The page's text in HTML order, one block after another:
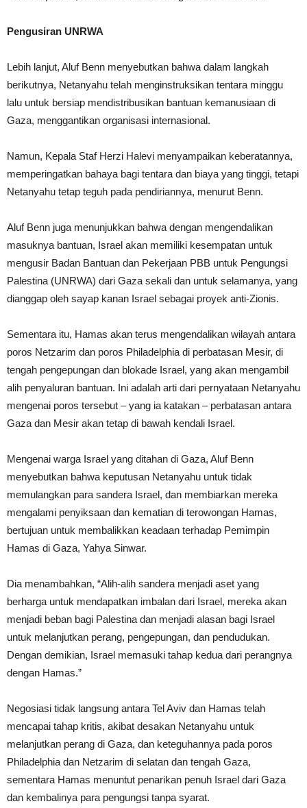
Pengusiran UNRWA
Lebih lanjut, Aluf Benn menyebutkan bahwa dalam langkah
berikutnya, Netanyahu telah menginstruksikan tentara minggu
lalu untuk bersiap mendistribusikan bantuan kemanusiaan di
Gaza, menggantikan organisasi internasional.
Namun, Kepala Staf Herzi Halevi menyampaikan keberatannya,
memperingatkan bahaya bagi tentara dan biaya yang tinggi, tetapi
Netanyahu tetap teguh pada pendiriannya, menurut Benn.
Aluf Benn juga menunjukkan bahwa dengan mengendalikan
masuknya bantuan, Israel akan memiliki kesempatan untuk
mengusir Badan Bantuan dan Pekerjaan PBB untuk Pengungsi
Palestina (UNRWA) dari Gaza sekali dan untuk selamanya, yang
dianggap oleh sayap kanan Israel sebagai proyek anti-Zionis.
Sementara itu, Hamas akan terus mengendalikan wilayah antara
poros Netzarim dan poros Philadelphia di perbatasan Mesir, di
tengah pengepungan dan blokade Israel, yang akan mengambil
alih penyaluran bantuan. Ini adalah arti dari pernyataan Netanyahu
mengenai poros tersebut – yang ia katakan – perbatasan antara
Gaza dan Mesir akan tetap di bawah kendali Israel.
Mengenai warga Israel yang ditahan di Gaza, Aluf Benn
menyebutkan bahwa keputusan Netanyahu untuk tidak
memulangkan para sandera Israel, dan membiarkan mereka
mengalami penyiksaan dan kematian di terowongan Hamas,
bertujuan untuk membalikkan keadaan terhadap Pemimpin
Hamas di Gaza, Yahya Sinwar.
Dia menambahkan, “Alih-alih sandera menjadi aset yang
berharga untuk mendapatkan imbalan dari Israel, mereka akan
menjadi beban bagi Palestina dan menjadi alasan bagi Israel
untuk melanjutkan perang, pengepungan, dan pendudukan.
Dengan demikian, Israel memasuki tahap kedua dari perangnya
dengan Hamas.”
Negosiasi tidak langsung antara Tel Aviv dan Hamas telah
mencapai tahap kritis, akibat desakan Netanyahu untuk
melanjutkan perang di Gaza, dan keteguhannya pada poros
Philadelphia dan Netzarim di selatan dan tengah Gaza,
sementara Hamas menuntut penarikan penuh Israel dari Gaza
dan kembalinya para pengungsi tanpa syarat.